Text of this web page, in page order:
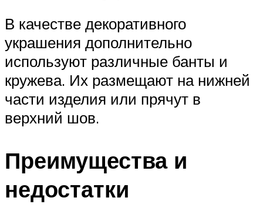
В качестве декоративного
украшения дополнительно
используют различные банты и
кружева. Их размещают на нижней
части изделия или прячут в
верхний шов.
Преимущества и
недостатки